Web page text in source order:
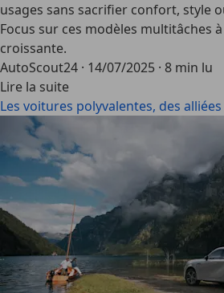
usages sans sacrifier confort, style
Focus sur ces modèles multitâches
croissante.
AutoScout24 · 14/07/2025 · 8 min lu
Lire la suite
Les voitures polyvalentes, des